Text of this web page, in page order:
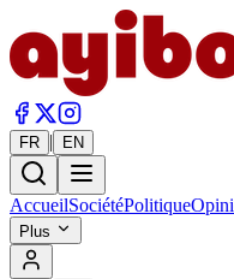
FR | EN
AccueilSociétéPolitique
Plus